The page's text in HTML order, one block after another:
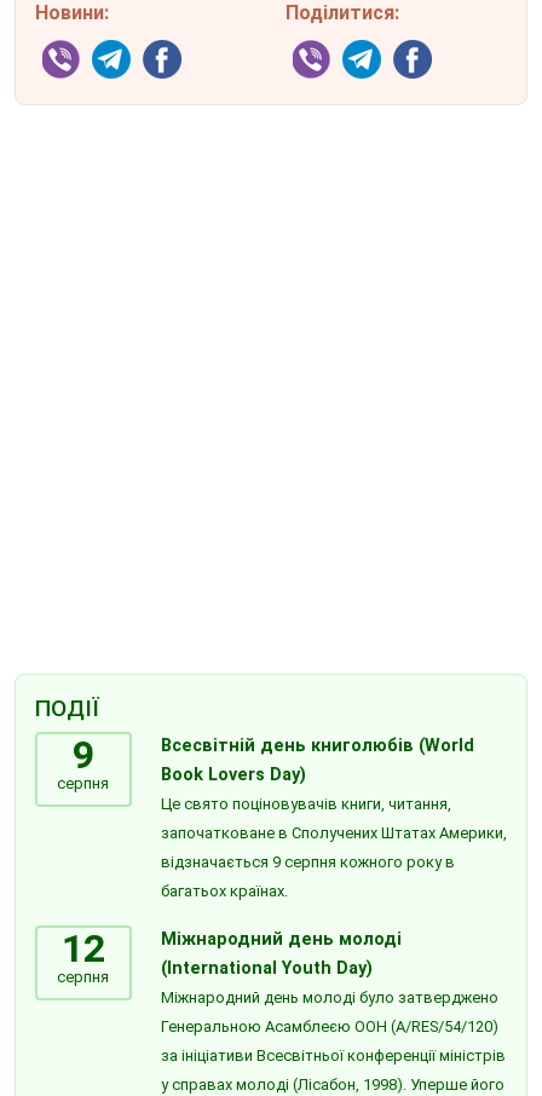
Новини: Поділитися:
ПОДІЇ
9
серпня
Всесвітній день книголюбів (World
Book Lovers Day)
Це свято поціновувачів книги, читання,
започатковане в Сполучених Штатах Америки,
відзначається 9 серпня кожного року в
багатьох країнах.
12
серпня
Міжнародний день молоді
(International Youth Day)
Міжнародний день молоді було затверджено
Генеральною Асамблеєю ООН (A/RES/54/120)
за ініціативи Всесвітньої конференції міністрів
у справах молоді (Лісабон, 1998). Уперше його